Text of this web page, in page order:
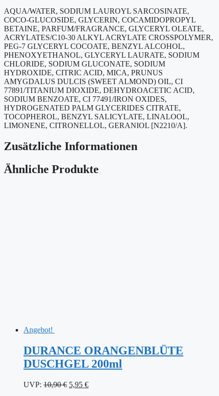
AQUA/WATER, SODIUM LAUROYL SARCOSINATE,
COCO-GLUCOSIDE, GLYCERIN, COCAMIDOPROPYL
BETAINE, PARFUM/FRAGRANCE, GLYCERYL OLEATE,
ACRYLATES/C10-30 ALKYL ACRYLATE CROSSPOLYMER,
PEG-7 GLYCERYL COCOATE, BENZYL ALCOHOL,
PHENOXYETHANOL, GLYCERYL LAURATE, SODIUM
CHLORIDE, SODIUM GLUCONATE, SODIUM
HYDROXIDE, CITRIC ACID, MICA, PRUNUS
AMYGDALUS DULCIS (SWEET ALMOND) OIL, CI
77891/TITANIUM DIOXIDE, DEHYDROACETIC ACID,
SODIUM BENZOATE, CI 77491/IRON OXIDES,
HYDROGENATED PALM GLYCERIDES CITRATE,
TOCOPHEROL, BENZYL SALICYLATE, LINALOOL,
LIMONENE, CITRONELLOL, GERANIOL [N2210/A].
Zusätzliche Informationen
Ähnliche Produkte
Angebot!
DURANCE ORANGENBLÜTE
DUSCHGEL 200ml
UVP: 10,90€ Ursprünglicher
5,95 €Aktueller